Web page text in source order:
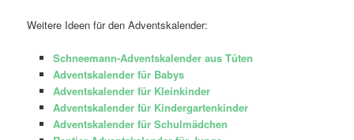
Weitere Ideen für den Adventskalender:
Schneemann-Adventskalender aus Tüten
Adventskalender für Babys
Adventskalender für Kleinkinder
Adventskalender für Kindergartenkinder
Adventskalender für Schulmädchen